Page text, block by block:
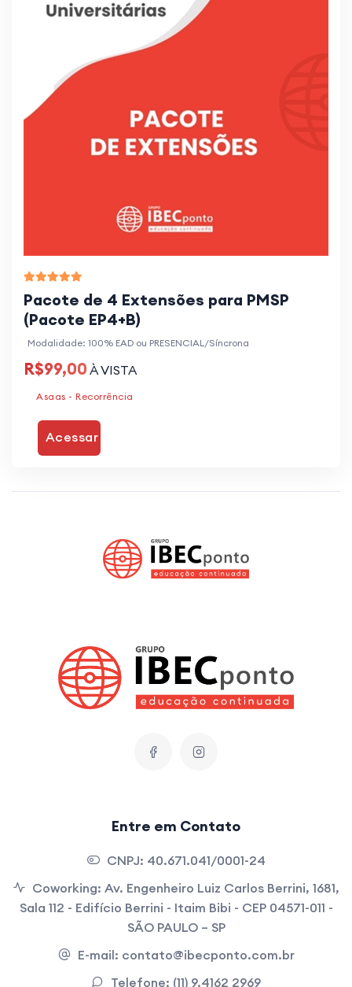
Pacote de 4 Extensões para PMSP
(Pacote EP4+B)
Modalidade: 100% EAD ou PRESENCIAL/Síncrona
R$99,00 À VISTA
Asaas - Recorrência
Acessar
Entre em Contato
CNPJ: 40.671.041/0001-24
Coworking: Av. Engenheiro Luiz Carlos Berrini, 1681,
Sala 112 - Edifício Berrini - Itaim Bibi - CEP 04571-011 -
SÃO PAULO – SP
E-mail: contato@ibecponto.com.br
Telefone: (11) 9.4162 2969